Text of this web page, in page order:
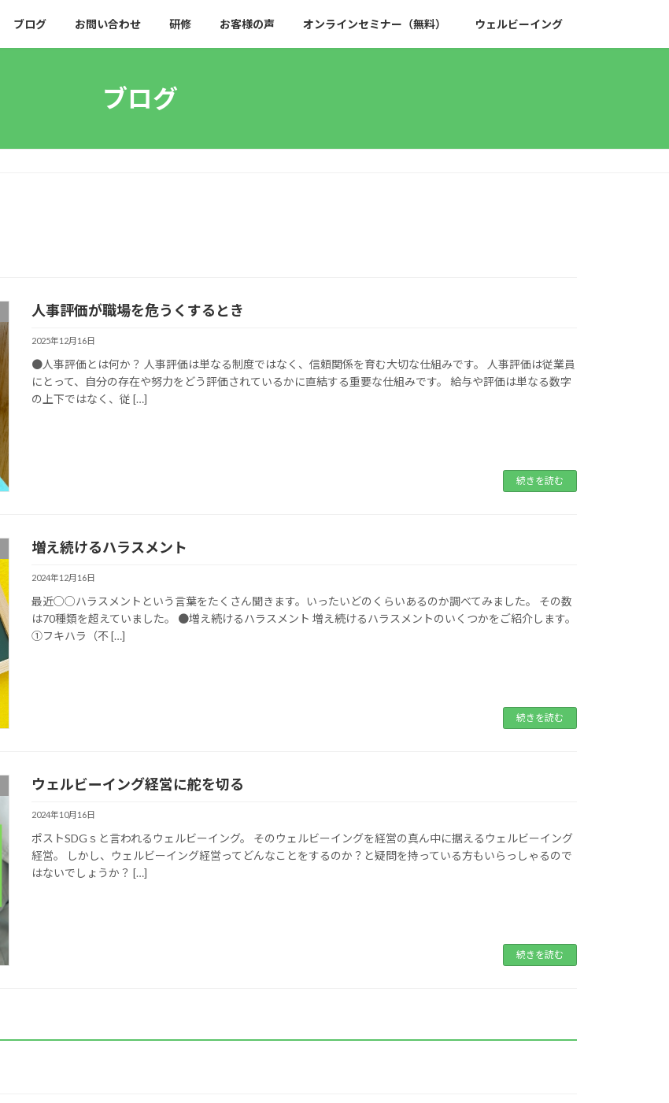
ブログ お問い合わせ 研修 お客様の声 オンラインセミナー（無料） ウェルビーイング
ブログ
人事評価が職場を危うくするとき
2025年12月16日
●人事評価とは何か？ 人事評価は単なる制度ではなく、信頼関係を育む大切な仕組みです。 人事評価は従業員
にとって、自分の存在や努力をどう評価されているかに直結する重要な仕組みです。 給与や評価は単なる数字
の上下ではなく、従 […]
続きを読む
増え続けるハラスメント
2024年12月16日
最近○○ハラスメントという言葉をたくさん聞きます。いったいどのくらいあるのか調べてみました。 その数
は70種類を超えていました。 ●増え続けるハラスメント 増え続けるハラスメントのいくつかをご紹介します。
①フキハラ（不 […]
続きを読む
ウェルビーイング経営に舵を切る
2024年10月16日
ポストSDGｓと言われるウェルビーイング。 そのウェルビーイングを経営の真ん中に据えるウェルビーイング
経営。 しかし、ウェルビーイング経営ってどんなことをするのか？と疑問を持っている方もいらっしゃるので
はないでしょうか？ […]
続きを読む